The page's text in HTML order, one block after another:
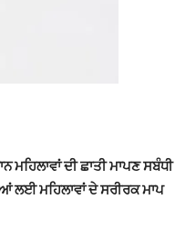
ਦੀ ਛਾਤੀ ਮਾਪਣ ਸਬੰਧੀ
ਲਈ ਮਹਿਲਾਵਾਂ ਦੇ ਸਰੀਰਕ ਮਾਪ